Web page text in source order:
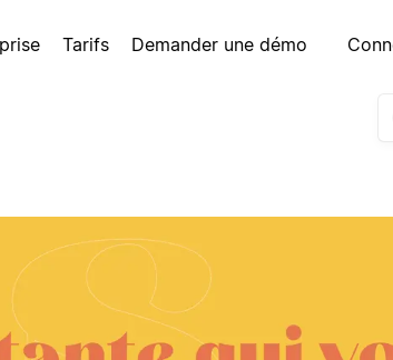
Tarifs Demander une démo